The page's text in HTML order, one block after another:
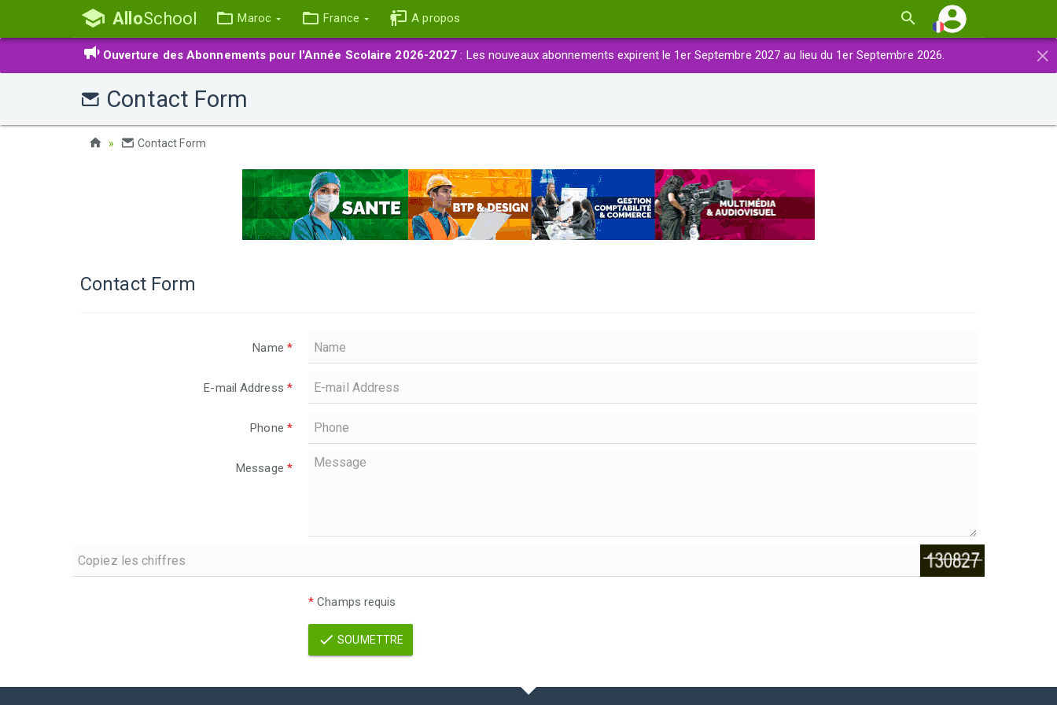
AlloSchool Maroc France A propos
×
Ouverture des Abonnements pour l'Année Scolaire 2026-2027 : Les nouveaux abonnements expirent le 1er Septembre 2027 au lieu du 1er Septembre 2026.
Contact Form
Contact Form
Contact Form
Name *
E-mail Address *
Phone *
Message *
* Champs requis
SOUMETTRE